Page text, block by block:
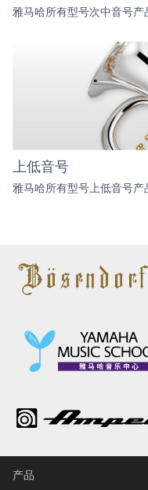
雅马哈所有型号次中音号产
上低音号
雅马哈所有型号上低音号产
产品